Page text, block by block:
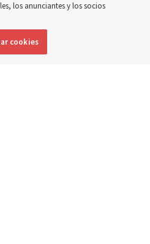
de la Casa del Señor, se
históricos y se han
facilitar la accesibilidad, la
los anunciantes y los socios
cookies